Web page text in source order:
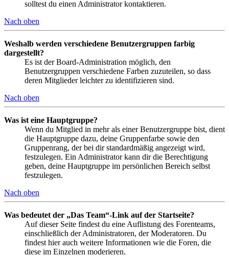
solltest du einen Administrator kontaktieren.
Nach oben
Weshalb werden verschiedene Benutzergruppen farbig
dargestellt?
Es ist der Board-Administration möglich, den
Benutzergruppen verschiedene Farben zuzuteilen, so dass
deren Mitglieder leichter zu identifizieren sind.
Nach oben
Was ist eine Hauptgruppe?
Wenn du Mitglied in mehr als einer Benutzergruppe bist, dient
die Hauptgruppe dazu, deine Gruppenfarbe sowie den
Gruppenrang, der bei dir standardmäßig angezeigt wird,
festzulegen. Ein Administrator kann dir die Berechtigung
geben, deine Hauptgruppe im persönlichen Bereich selbst
festzulegen.
Nach oben
Was bedeutet der „Das Team“-Link auf der Startseite?
Auf dieser Seite findest du eine Auflistung des Forenteams,
einschließlich der Administratoren, der Moderatoren. Du
findest hier auch weitere Informationen wie die Foren, die
diese im Einzelnen moderieren.